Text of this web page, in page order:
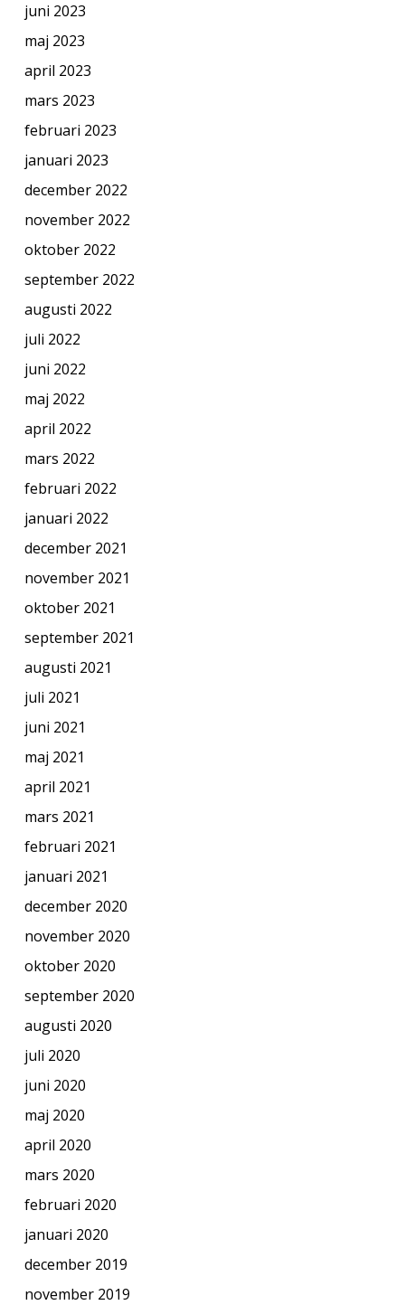
juni 2023
maj 2023
april 2023
mars 2023
februari 2023
januari 2023
december 2022
november 2022
oktober 2022
september 2022
augusti 2022
juli 2022
juni 2022
maj 2022
april 2022
mars 2022
februari 2022
januari 2022
december 2021
november 2021
oktober 2021
september 2021
augusti 2021
juli 2021
juni 2021
maj 2021
april 2021
mars 2021
februari 2021
januari 2021
december 2020
november 2020
oktober 2020
september 2020
augusti 2020
juli 2020
juni 2020
maj 2020
april 2020
mars 2020
februari 2020
januari 2020
december 2019
november 2019